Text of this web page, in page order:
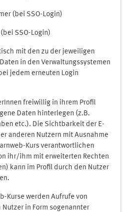
(bei SSO-Login)
SSO-Login)
mit den zu der jeweiligen
in den Verwaltungssystemen
jedem erneuten Login
freiwillig in ihrem Profil
Daten hinterlegen (z.B.
etc.). Die Sichtbarkeit der E-
anderen Nutzern mit Ausnahme
Kurs verantwortlichen
ihr/ihm mit erweiterten Rechten
kann im Profil durch den Nutzer
Kurse werden Aufrufe von
in Form sogenannter